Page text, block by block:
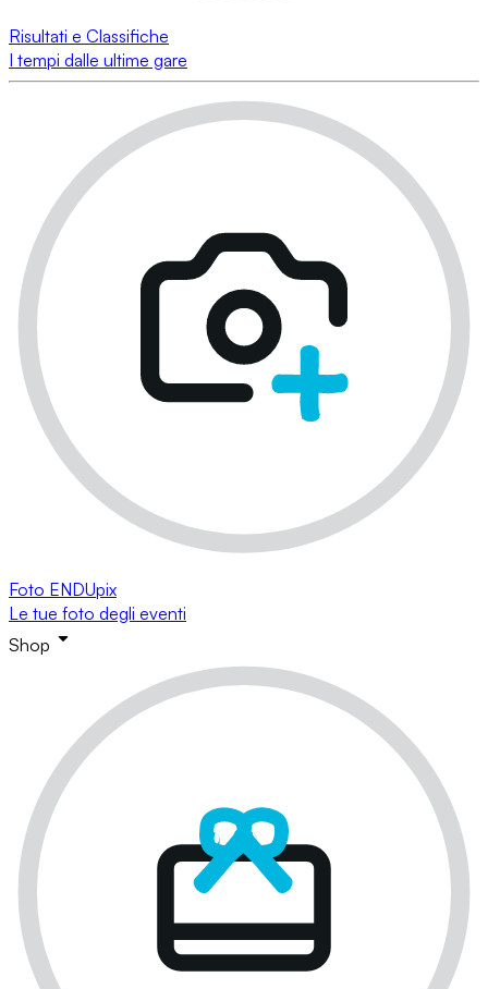
Risultati e Classifiche
I tempi dalle ultime gare
Foto ENDUpix
Le tue foto degli eventi
Shop